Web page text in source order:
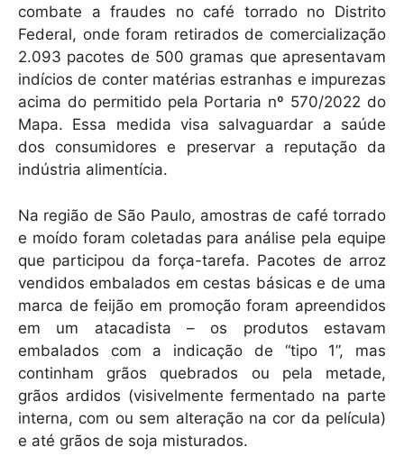
combate a fraudes no café torrado no Distrito
Federal, onde foram retirados de comercialização
2.093 pacotes de 500 gramas que apresentavam
indícios de conter matérias estranhas e impurezas
acima do permitido pela Portaria nº 570/2022 do
Mapa. Essa medida visa salvaguardar a saúde
dos consumidores e preservar a reputação da
indústria alimentícia.
Na região de São Paulo, amostras de café torrado
e moído foram coletadas para análise pela equipe
que participou da força-tarefa. Pacotes de arroz
vendidos embalados em cestas básicas e de uma
marca de feijão em promoção foram apreendidos
em um atacadista – os produtos estavam
embalados com a indicação de “tipo 1”, mas
continham grãos quebrados ou pela metade,
grãos ardidos (visivelmente fermentado na parte
interna, com ou sem alteração na cor da película)
e até grãos de soja misturados.